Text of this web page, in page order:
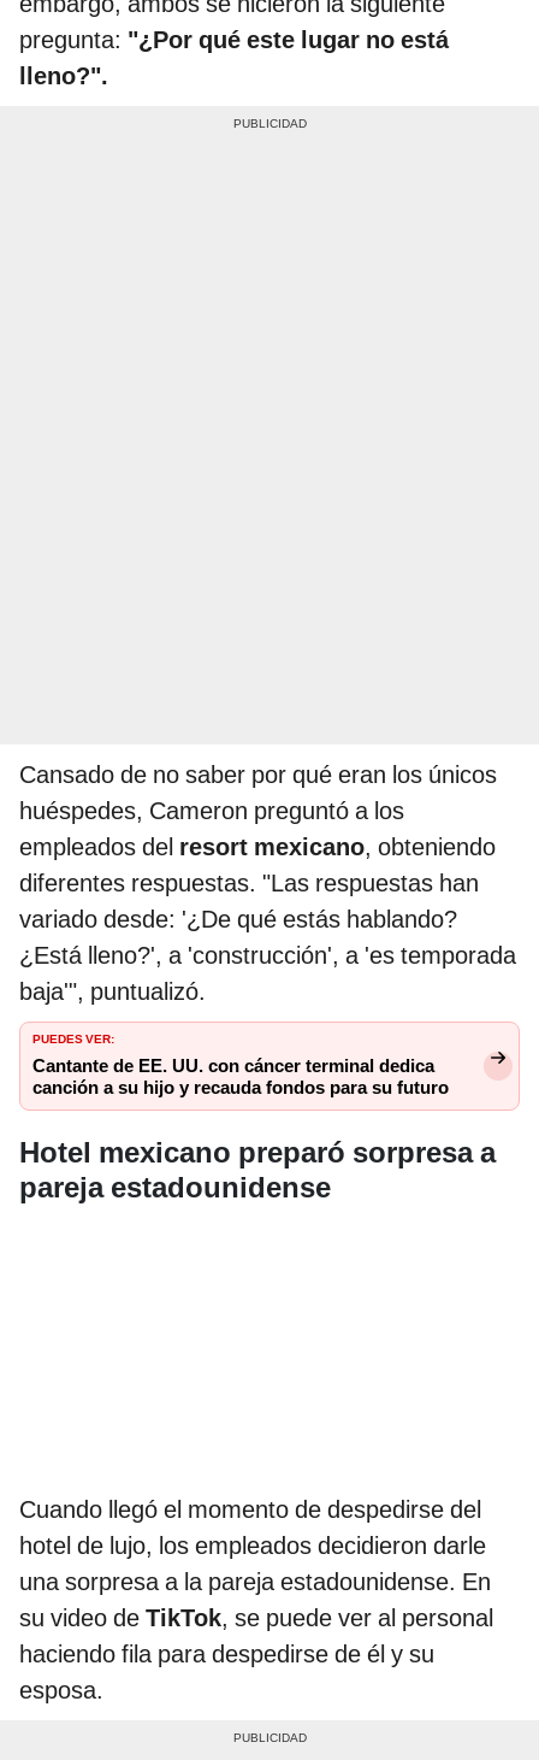
pregunta: "¿Por qué este lugar no está
lleno?".
Cansado de no saber por qué eran los únicos
huéspedes, Cameron preguntó a los
empleados del resort mexicano, obteniendo
diferentes respuestas. "Las respuestas han
variado desde: '¿De qué estás hablando?
¿Está lleno?', a 'construcción', a 'es temporada
baja'", puntualizó.
PUEDES VER:
Cantante de EE. UU. con cáncer terminal dedica
canción a su hijo y recauda fondos para su futuro
Hotel mexicano preparó sorpresa a
pareja estadounidense
Cuando llegó el momento de despedirse del
hotel de lujo, los empleados decidieron darle
una sorpresa a la pareja estadounidense. En
su video de TikTok, se puede ver al personal
haciendo fila para despedirse de él y su
esposa.